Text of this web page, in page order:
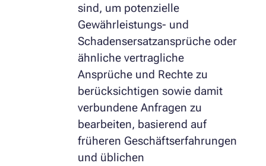
sind, um potenzielle
Gewährleistungs- und
Schadensersatzansprüche oder
ähnliche vertragliche
Ansprüche und Rechte zu
berücksichtigen sowie damit
verbundene Anfragen zu
bearbeiten, basierend auf
früheren Geschäftserfahrungen
und üblichen